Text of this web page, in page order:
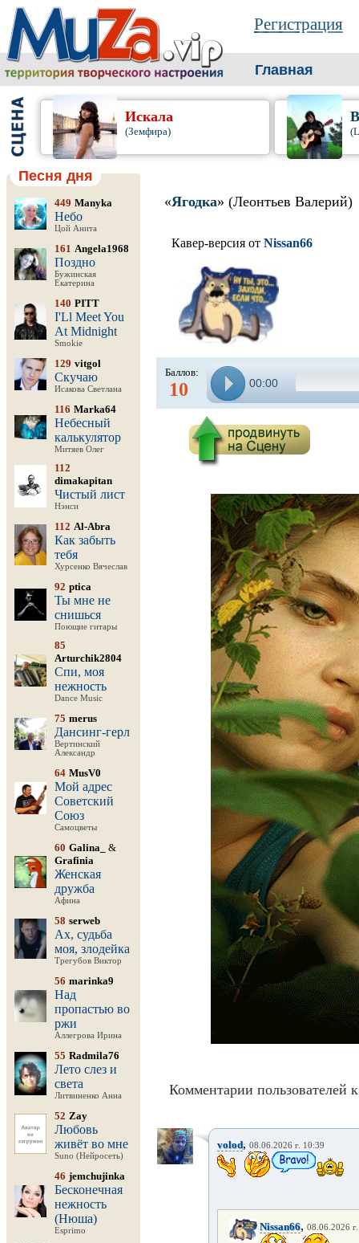
Регистрация
Главная
Искала
(Земфира)
Песня дня
449 Manyka
Небо
Цой Анита
161 Angela1968
Поздно
Бужинская
Екатерина
140 PITT
I'Ll Meet You
At Midnight
Smokie
129 vitgol
Скучаю
Исакова Светлана
116 Marka64
Небесный
калькулятор
Митяев Олег
112
dimakapitan
Чистый лист
Нэнси
112 Al-Abra
Как забыть
тебя
Хурсенко Вячеслав
92 ptica
Ты мне не
снишься
Поющие гитары
85
Arturchik2804
Спи, моя
нежность
Dance Music
75 merus
Дансинг-герл
Вертинский
Александр
64 MusV0
Мой адрес
Советский
Союз
Самоцветы
60 Galina_
&
Grafinia
Женская
дружба
Афина
58 serweb
Ах, судьба
моя, злодейка
Трегубов Виктор
56 marinka9
Над
пропастью во
ржи
Аллегрова Ирина
55 Radmila76
Лето слез и
света
Литвиненко Анна
52 Zay
Любовь
живёт во мне
Suno (Нейросеть)
46 jemchujinka
Бесконечная
нежность
(Нюша)
Esprimo
«Ягодка» (Леонтьев Валерий)
Кавер-версия от Nissan66
Баллов:
10 00:00
Комментарии пользователей
volod, 08.06.2026 г. 10:39
Nissan66, 08.06.2026